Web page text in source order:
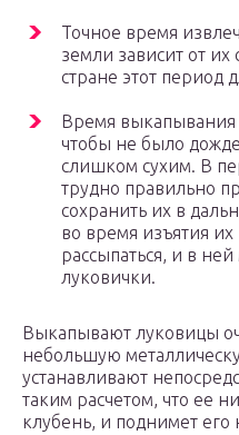
Точное время
земли зависит от
стране этот период
Время выкапывания
чтобы не было
слишком сухим. В
трудно правильно
сохранить их в
во время изъятия
рассыпаться, и в ней
луковички.
Выкапывают луковицы
небольшую
устанавливают
таким расчетом, что ее
клубень, и поднимет его